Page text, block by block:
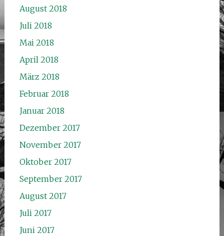
August 2018
Juli 2018
Mai 2018
April 2018
März 2018
Februar 2018
Januar 2018
Dezember 2017
November 2017
Oktober 2017
September 2017
August 2017
Juli 2017
Juni 2017